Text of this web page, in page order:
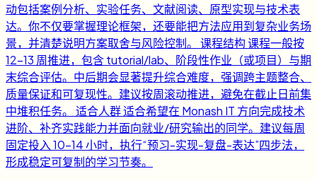
动包括案例分析、实验任务、文献阅读、原型实现与技术表
达。你不仅要掌握理论框架，还要能把方法应用到复杂业务场
景，并清楚说明方案取舍与风险控制。 课程结构 课程一般按
12-13 周推进，包含 tutorial/lab、阶段性作业（或项目）与期
末综合评估。中后期会显著提升综合难度，强调跨主题整合、
质量保证和可复现性。建议按周滚动推进，避免在截止日前集
中堆积任务。 适合人群 适合希望在 Monash IT 方向完成技术
进阶、补齐实践能力并面向就业/研究输出的同学。建议每周
固定投入 10-14 小时，执行“预习-实现-复盘-表达”四步法，
形成稳定可复制的学习节奏。